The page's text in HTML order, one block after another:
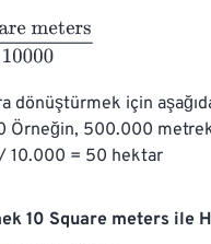
10000
dönüştürmek için
Örneğin, 500.000
10.000 = 50 hektar
10 Square meters ile